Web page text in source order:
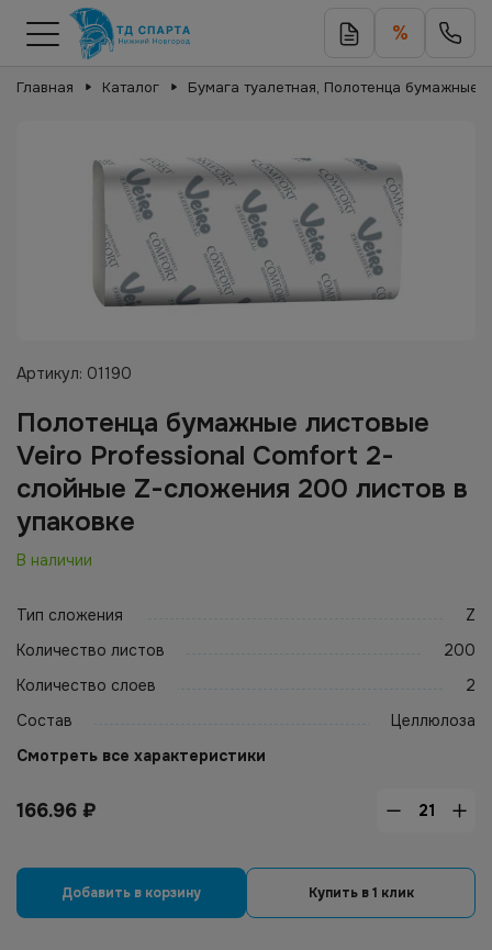
%
Главная Каталог Бумага туалетная, Полотенца бумажные
Артикул: 01190
Полотенца бумажные листовые
Veiro Professional Comfort 2-
слойные Z-сложения 200 листов в
упаковке
В наличии
Тип сложения
Z
Количество листов
200
Количество слоев
2
Состав
Целлюлоза
Смотреть все характеристики
166.96 ₽
Добавить в корзину Купить в 1 клик